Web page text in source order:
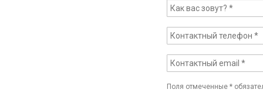
Поля отмеченные*